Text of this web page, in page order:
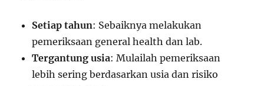
Setiap tahun: Sebaiknya melakukan
pemeriksaan general health dan lab.
Tergantung usia: Mulailah pemeriksaan
lebih sering berdasarkan usia dan risiko